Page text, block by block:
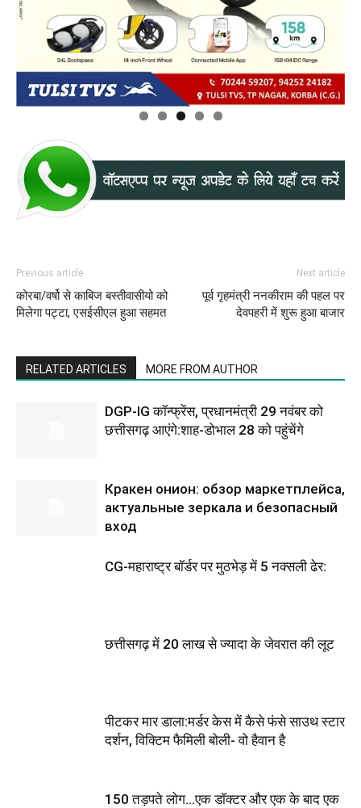
Previous article
कोरबा/वर्षो से काबिज बस्तीवासीयो को
मिलेगा पट्टा, एसईसीएल हुआ सहमत
Next article
पूर्व गृहमंत्री ननकीराम की पहल पर
देवपहरी में शुरू हुआ बाजार
RELATED ARTICLES MORE FROM AUTHOR
DGP-IG कॉन्फ्रेंस, प्रधानमंत्री 29 नवंबर को
छत्तीसगढ़ आएंगे:शाह-डोभाल 28 को पहुंचेंगे
Кракен онион: обзор маркетплейса,
актуальные зеркала и безопасный
вход
CG-महाराष्ट्र बॉर्डर पर मुठभेड़ में 5 नक्सली ढेर:
छत्तीसगढ़ में 20 लाख से ज्यादा के जेवरात की लूट
पीटकर मार डाला:मर्डर केस में कैसे फंसे साउथ स्टार
दर्शन, विक्टिम फैमिली बोली- वो हैवान है
150 तड़पते लोग…एक डॉक्टर और एक के बाद एक